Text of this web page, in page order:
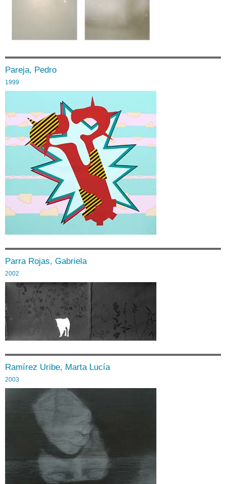
Pareja, Pedro
1999
Parra Rojas, Gabriela
2002
Ramírez Uribe, Marta Lucía
2003